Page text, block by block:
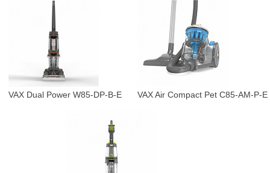
VAX Dual Power W85-DP-B-E VAX Air Compact Pet C85-AM-P-E